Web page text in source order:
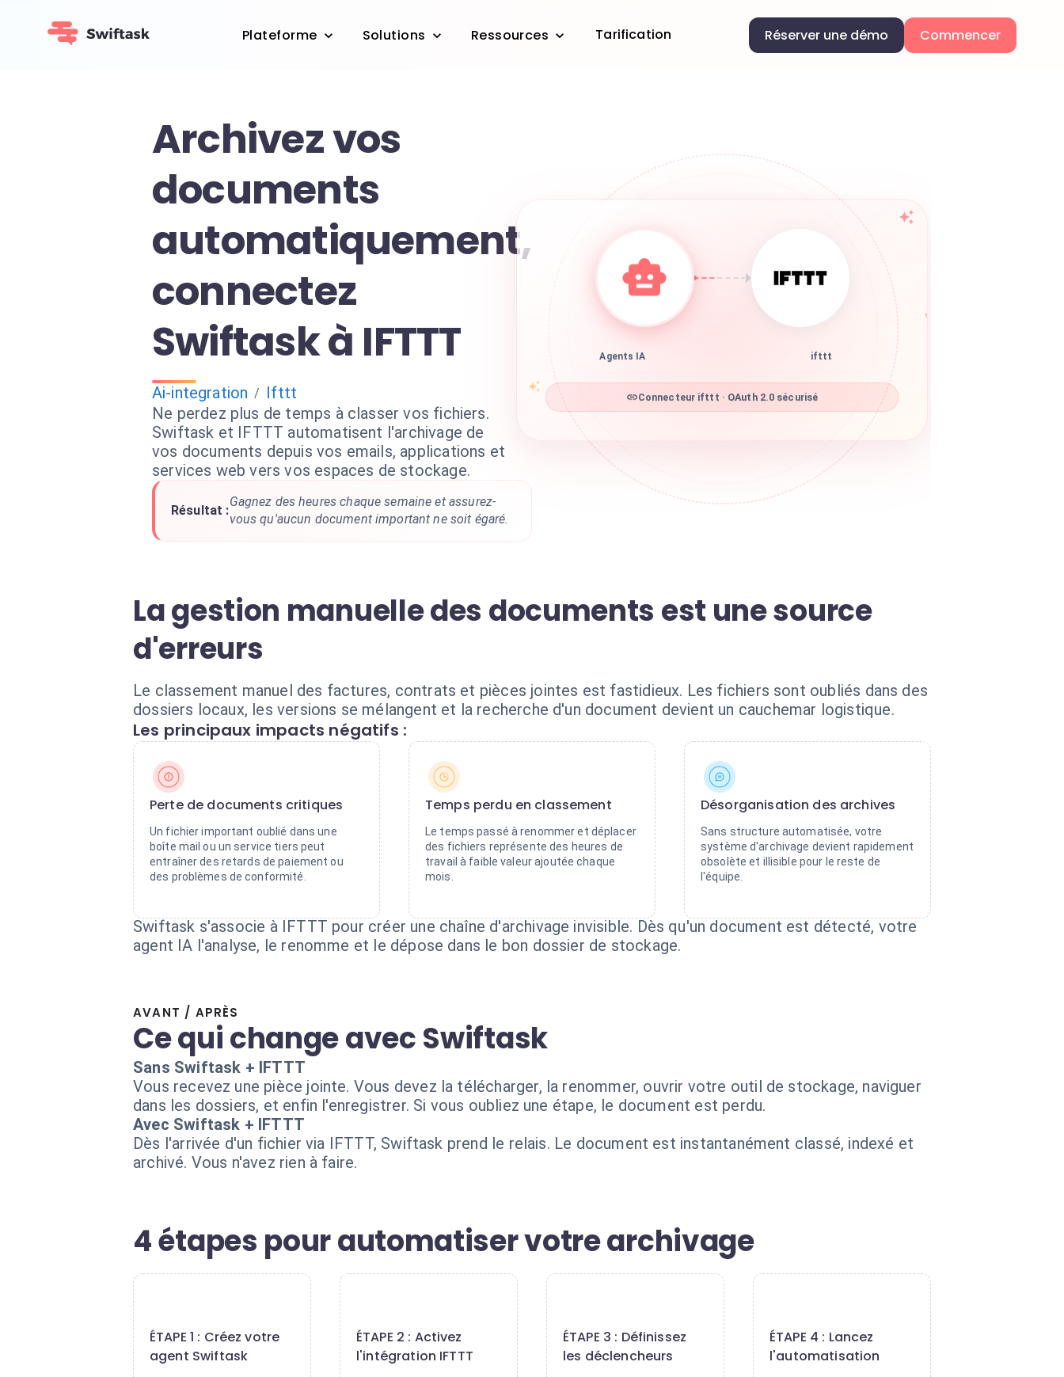
Plateforme Solutions Ressources Tarification Réserver une démo Commencer
Archivez vos
documents
automatiquement,
connectez
Swiftask à IFTTT
Ai-integration / Ifttt
Ne perdez plus de temps à classer vos fichiers.
Swiftask et IFTTT automatisent l'archivage de
vos documents depuis vos emails, applications et
services web vers vos espaces de stockage.
Résultat :
Gagnez des heures chaque semaine et assurez-
vous qu'aucun document important ne soit égaré.
Agents IA ifttt
Connecteur ifttt · OAuth 2.0 sécurisé
La gestion manuelle des documents est une source
d'erreurs
Le classement manuel des factures, contrats et pièces jointes est fastidieux. Les fichiers sont oubliés dans des
dossiers locaux, les versions se mélangent et la recherche d'un document devient un cauchemar logistique.
Les principaux impacts négatifs :
Perte de documents critiques
Un fichier important oublié dans une
boîte mail ou un service tiers peut
entraîner des retards de paiement ou
des problèmes de conformité.
Temps perdu en classement
Le temps passé à renommer et déplacer
des fichiers représente des heures de
travail à faible valeur ajoutée chaque
mois.
Désorganisation des archives
Sans structure automatisée, votre
système d'archivage devient rapidement
obsolète et illisible pour le reste de
l'équipe.
Swiftask s'associe à IFTTT pour créer une chaîne d'archivage invisible. Dès qu'un document est détecté, votre
agent IA l'analyse, le renomme et le dépose dans le bon dossier de stockage.
AVANT / APRÈS
Ce qui change avec Swiftask
Sans Swiftask + IFTTT
Vous recevez une pièce jointe. Vous devez la télécharger, la renommer, ouvrir votre outil de stockage, naviguer
dans les dossiers, et enfin l'enregistrer. Si vous oubliez une étape, le document est perdu.
Avec Swiftask + IFTTT
Dès l'arrivée d'un fichier via IFTTT, Swiftask prend le relais. Le document est instantanément classé, indexé et
archivé. Vous n'avez rien à faire.
4 étapes pour automatiser votre archivage
ÉTAPE 1 : Créez votre
agent Swiftask
ÉTAPE 2 : Activez
l'intégration IFTTT
ÉTAPE 3 : Définissez
les déclencheurs
ÉTAPE 4 : Lancez
l'automatisation